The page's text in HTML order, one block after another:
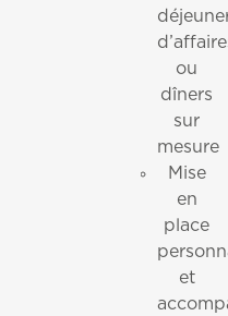
ou
dîners
sur
mesure
Mise
en
place
et